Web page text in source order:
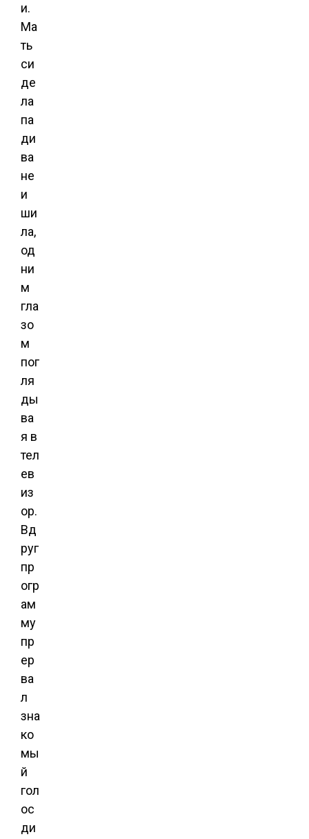
и.
Ма
ть
си
де
ла
па
ди
ва
не
и
ши
ла,
од
ни
м
гла
зо
м
пог
ля
ды
ва
я в
тел
ев
из
ор.
Вд
руг
пр
огр
ам
му
пр
ер
ва
л
зна
ко
мы
й
гол
ос
ди